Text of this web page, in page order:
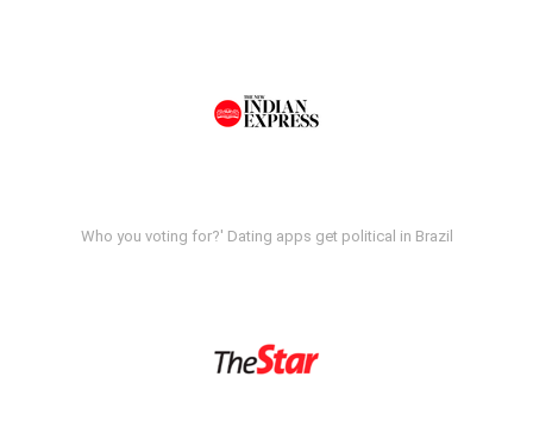
Who you voting for?' Dating apps get political in Brazil